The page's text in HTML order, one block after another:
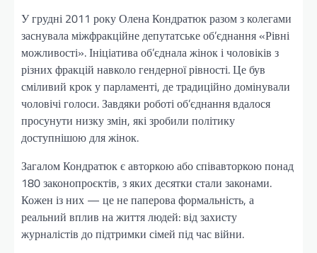
У грудні 2011 року Олена Кондратюк разом з колегами
заснувала міжфракційне депутатське об’єднання «Рівні
можливості». Ініціатива об’єднала жінок і чоловіків з
різних фракцій навколо гендерної рівності. Це був
сміливий крок у парламенті, де традиційно домінували
чоловічі голоси. Завдяки роботі об’єднання вдалося
просунути низку змін, які зробили політику
доступнішою для жінок.
Загалом Кондратюк є авторкою або співавторкою понад
180 законопроєктів, з яких десятки стали законами.
Кожен із них — це не паперова формальність, а
реальний вплив на життя людей: від захисту
журналістів до підтримки сімей під час війни.